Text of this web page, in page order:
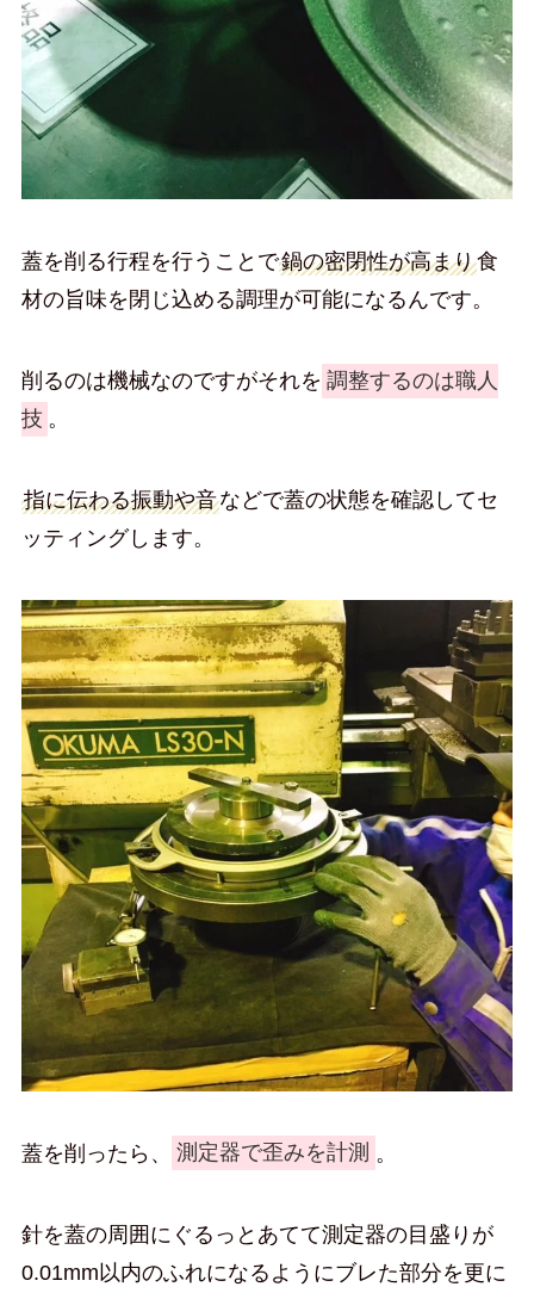
蓋を削る行程を行うことで鍋の密閉性が高まり食
材の旨味を閉じ込める調理が可能になるんです。
削るのは機械なのですがそれを 調整するのは職人
技 。
指に伝わる振動や音などで蓋の状態を確認してセ
ッティングします。
蓋を削ったら、 測定器で歪みを計測 。
針を蓋の周囲にぐるっとあてて測定器の目盛りが
0.01mm以内のふれになるようにブレた部分を更に